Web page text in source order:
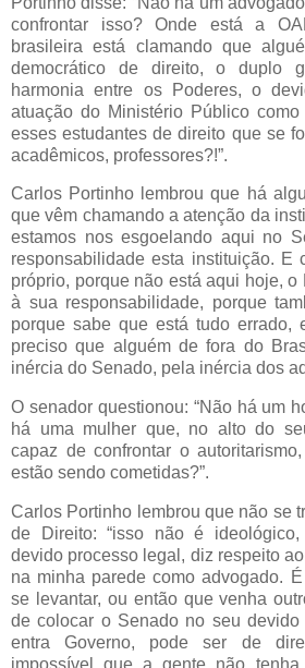
confrontar isso? Onde está a
brasileira está clamando que
democrático de direito, o duplo
harmonia entre os Poderes, o
atuação do Ministério Público
esses estudantes de direito que se
acadêmicos, professores?!”.
Carlos Portinho lembrou que há
que vêm chamando a atenção da
estamos nos esgoelando aqui no
responsabilidade esta instituição. E
próprio, porque não está aqui hoje,
à sua responsabilidade, porque
porque sabe que está tudo errado,
preciso que alguém de fora do
inércia do Senado, pela inércia dos
O senador questionou: “Não há um
há uma mulher que, no alto do
capaz de confrontar o
estão sendo cometidas?”.
Carlos Portinho lembrou que não se
de Direito: “isso não é
devido processo legal, diz respeito
na minha parede como advogado.
se levantar, ou então que venha
de colocar o Senado no seu devido
entra Governo, pode ser de
impossível que a gente não